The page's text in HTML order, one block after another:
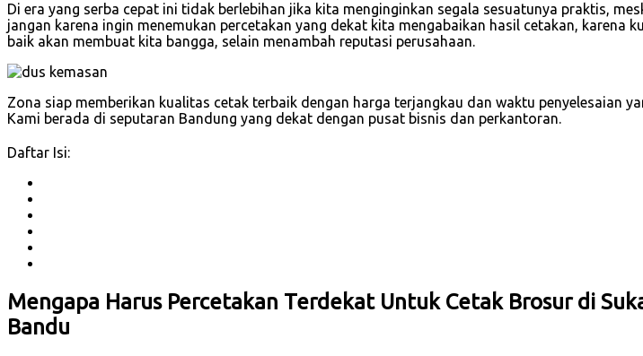
Di era yang serba cepat ini tidak berlebihan jika kita menginginkan segala sesuatunya praktis,
jangan karena ingin menemukan percetakan yang dekat kita mengabaikan hasil cetakan, karena
baik akan membuat kita bangga, selain menambah reputasi perusahaan.
Zona siap memberikan kualitas cetak terbaik dengan harga terjangkau dan waktu penyelesaian
Kami berada di seputaran Bandung yang dekat dengan pusat bisnis dan perkantoran.
Daftar Isi:
Mengapa Harus Percetakan Terdekat Untuk Cetak Brosur di
Bandu